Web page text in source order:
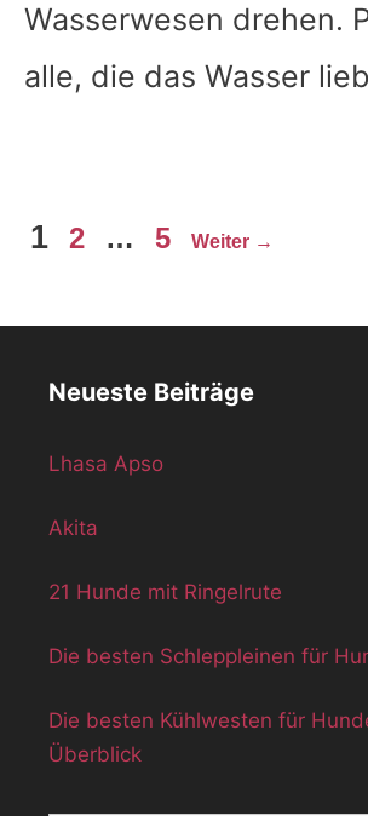
Wasserwesen drehen.
alle, die das Wasser
Seite
1 Seite
2 … Seite
5 Weiter →
Neueste Beiträge
Lhasa Apso
Akita
21 Hunde mit Ringelrute
Die besten Schleppleinen für
Die besten Kühlwesten für
Überblick